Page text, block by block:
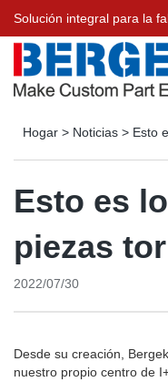
Solución integral para la
Hogar > Noticias > Esto
Esto es
piezas
2022/07/30
Desde su creación,
nuestro propio centro de